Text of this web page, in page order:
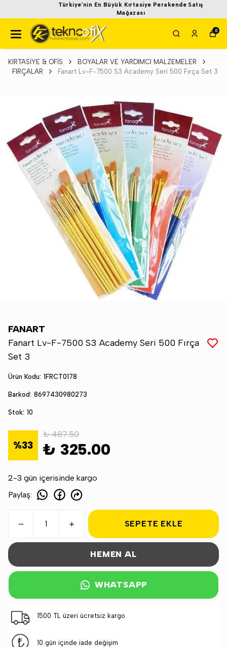
Türkiye'nin En Büyük Kırtasiye Perakende Satış
Mağazası
0
KIRTASİYE & OFİS
BOYALAR VE YARDIMCI MALZEMELER
FIRÇALAR
Fanart Lv-F-7500 S3 Academy Seri 500 Fırça Set 3
FANART
Fanart Lv-F-7500 S3 Academy Seri 500 Fırça
Set 3
Ürün Kodu: 1FRCT0178
Barkod: 8697430980273
Stok: 10
%33
₺ 487.50
₺ 325.00
2-3 gün içerisinde kargo
Paylaş:
SEPETE EKLE
HEMEN AL
WHATSAPP
1500 TL üzeri ücretsiz kargo
10 gün içinde iade değişim